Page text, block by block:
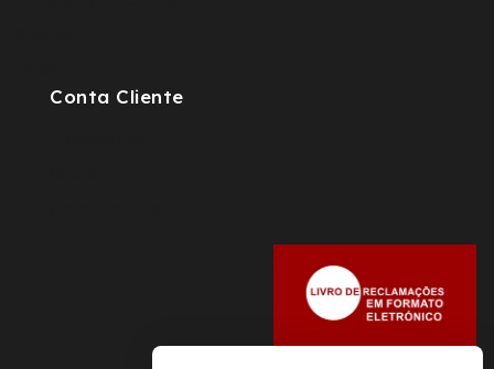
Conta Cliente